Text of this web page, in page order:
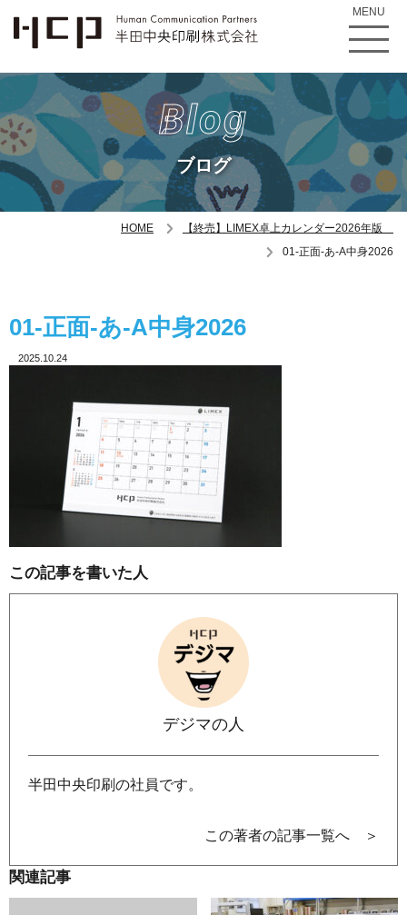
MENU
Blog
ブログ
HOME
【終売】LIMEX卓上カレンダー2026年版
01-正面-あ-A中身2026
01-正面-あ-A中身2026
2025.10.24
この記事を書いた人
デジマの人
半田中央印刷の社員です。
この著者の記事一覧へ ＞
関連記事